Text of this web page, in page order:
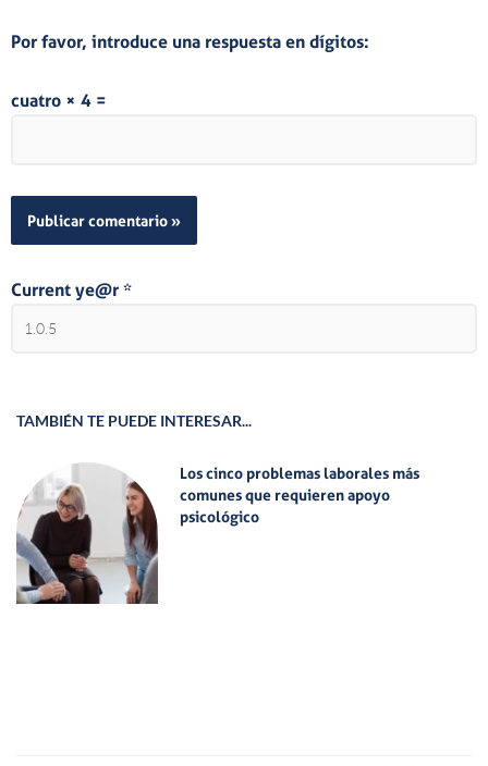
Por favor, introduce una respuesta en dígitos:
cuatro × 4 =
Current ye@r *
TAMBIÉN TE PUEDE INTERESAR...
Los cinco problemas laborales más
comunes que requieren apoyo
psicológico